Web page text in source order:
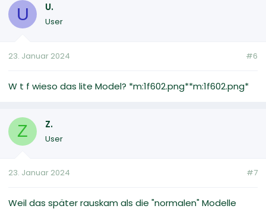
U U.
User
23. Januar 2024 #6
W t f wieso das lite Model? *m:1f602.png**m:1f602.png*
Z Z.
User
23. Januar 2024 #7
Weil das später rauskam als die "normalen" Modelle